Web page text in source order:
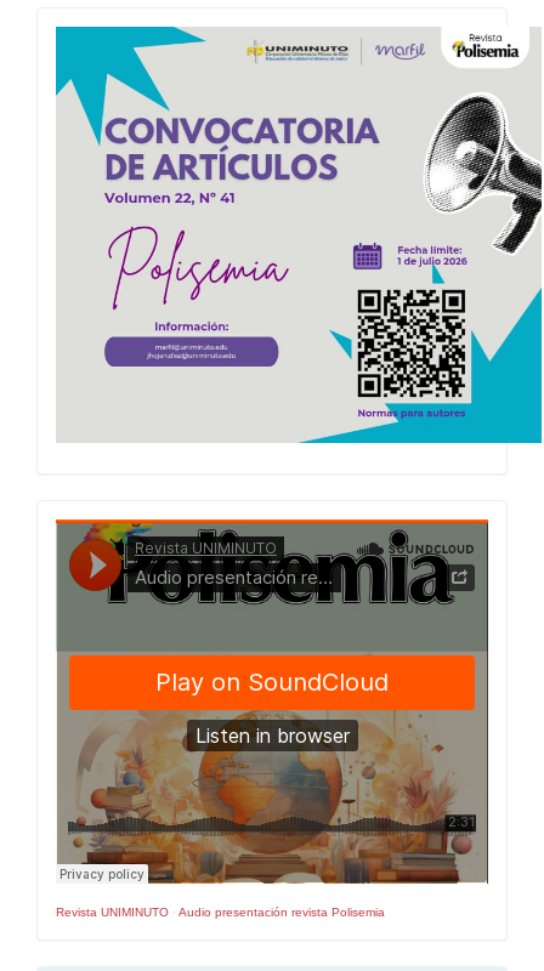
Convocatoria
Polisemia
2026
Presentacion
Numero
Revista UNIMINUTO · Audio presentación revista Polisemia